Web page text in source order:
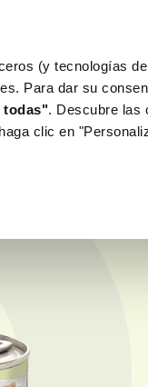
(y tecnologías
Para dar su
todas". Descubre las
clic en
WORLD